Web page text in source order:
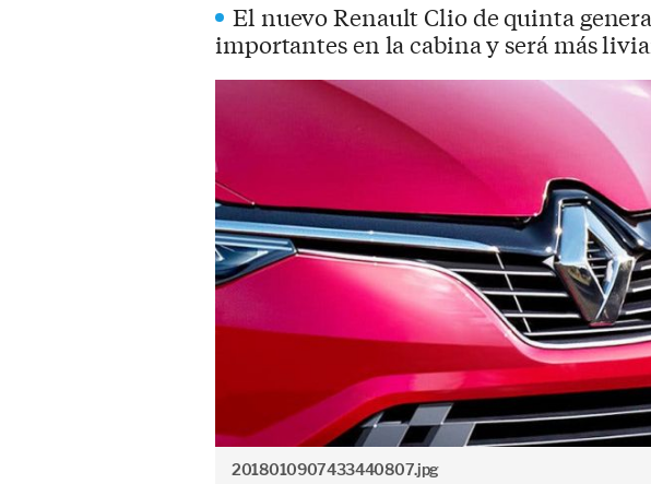
El nuevo Renault Clio de quinta
importantes en la cabina y será más
2018010907433440807.jpg